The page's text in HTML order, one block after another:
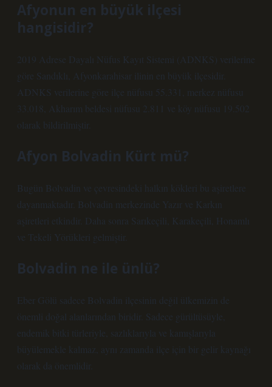
Afyonun en büyük ilçesi
hangisidir?
2019 Adrese Dayalı Nüfus Kayıt Sistemi (ADNKS) verilerine
göre Sandıklı, Afyonkarahisar ilinin en büyük ilçesidir.
ADNKS verilerine göre ilçe nüfusu 55.331, merkez nüfusu
33.018, Akharım beldesi nüfusu 2.811 ve köy nüfusu 19.502
olarak bildirilmiştir.
Afyon Bolvadin Kürt mü?
Bugün Bolvadin ve çevresindeki halkın kökleri bu aşiretlere
dayanmaktadır. Bolvadin merkezinde Yazır ve Karkın
aşiretleri etkindir. Daha sonra Sarıkeçili, Karakeçili, Honamlı
ve Tekeli Yörükleri gelmiştir.
Bolvadin ne ile ünlü?
Eber Gölü sadece Bolvadin ilçesinin değil ülkemizin de
önemli doğal alanlarından biridir. Sadece gürültüsüyle,
endemik bitki türleriyle, sazlıklarıyla ve kamışlarıyla
büyülemekle kalmaz, aynı zamanda ilçe için bir gelir kaynağı
olarak da önemlidir.